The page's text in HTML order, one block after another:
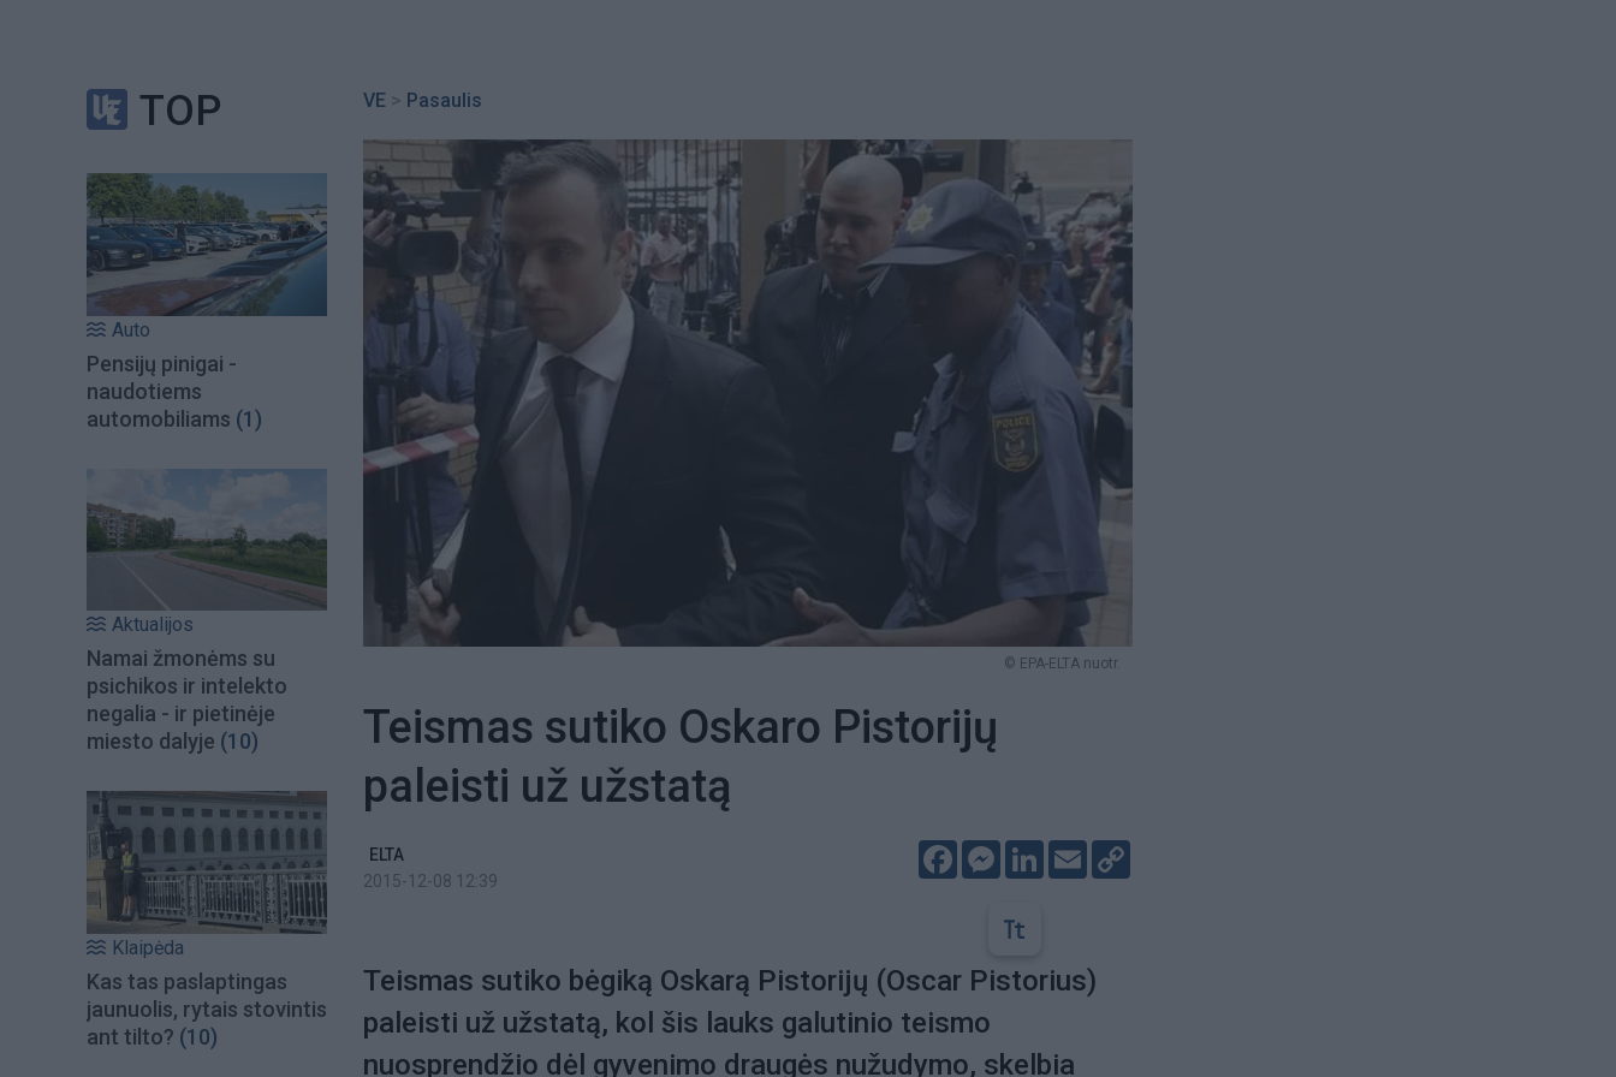
TOP
Auto
Pensijų pinigai -
naudotiems
automobiliams (1)
Aktualijos
Namai žmonėms su
psichikos ir intelekto
negalia - ir pietinėje
miesto dalyje (10)
Klaipėda
Kas tas paslaptingas
jaunuolis, rytais stovintis
ant tilto? (10)
VE > Pasaulis
© EPA-ELTA nuotr.
Teismas sutiko Oskaro Pistorijų
paleisti už užstatą
ELTA
2015-12-08 12:39
FacebookMessenger
LinkedIn
Email
Teismas sutiko bėgiką Oskarą Pistorijų (Oscar Pistorius)
paleisti už užstatą, kol šis lauks galutinio teismo
nuosprendžio dėl gyvenimo draugės nužudymo, skelbia